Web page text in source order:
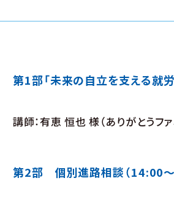
第1部「未来の自立を支える就
講師：有恵 恒也 様（ありがとうフ
第2部 個別進路相談（14:00